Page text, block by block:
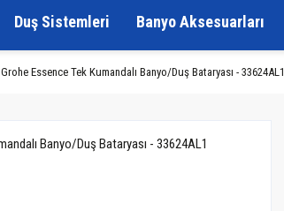
Duş Sistemleri Banyo Aksesuarları
Grohe Essence Tek Kumandalı Banyo/Duş Bataryası - 33624AL1